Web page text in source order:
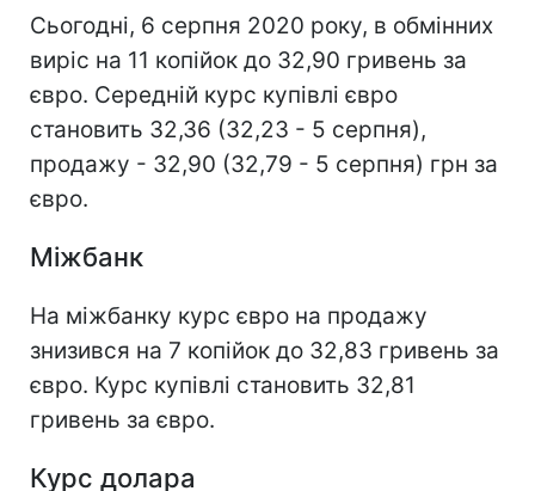
Сьогодні, 6 серпня 2020 року, в обмінних
виріс на 11 копійок до 32,90 гривень за
євро. Середній курс купівлі євро
становить 32,36 (32,23 - 5 серпня),
продажу - 32,90 (32,79 - 5 серпня) грн за
євро.
Міжбанк
На міжбанку курс євро на продажу
знизився на 7 копійок до 32,83 гривень за
євро. Курс купівлі становить 32,81
гривень за євро.
Курс долара